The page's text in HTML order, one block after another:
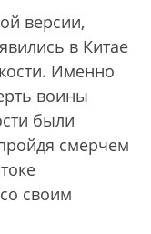
версии,
в Китае
Именно
воины
были
смерчем
своим